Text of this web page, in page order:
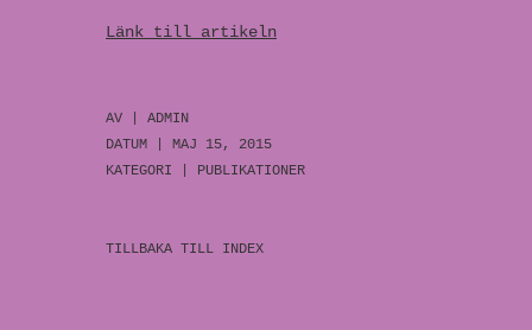
Länk till artikeln
AV | ADMIN
DATUM | MAJ 15, 2015
KATEGORI | PUBLIKATIONER
TILLBAKA TILL INDEX